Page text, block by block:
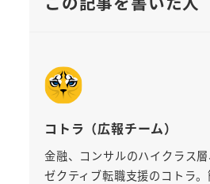
コトラ（広報チーム）
金融、コンサルのハイクラス
ゼクティブ転職支援のコトラ。